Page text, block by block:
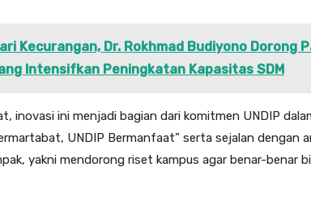
Kecurangan, Dr. Rokhmad Budiyono Dorong
Intensifkan Peningkatan Kapasitas SDM
inovasi ini menjadi bagian dari komitmen UNDIP
UNDIP Bermanfaat” serta sejalan dengan
yakni mendorong riset kampus agar benar-benar